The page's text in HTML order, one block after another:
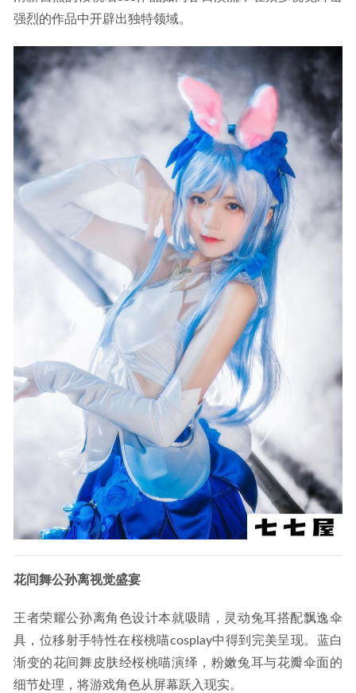
强烈的作品中开辟出独特领域。
花间舞公孙离视觉盛宴
王者荣耀公孙离角色设计本就吸睛，灵动兔耳搭配飘逸伞
具，位移射手特性在桜桃喵cosplay中得到完美呈现。蓝白
渐变的花间舞皮肤经桜桃喵演绎，粉嫩兔耳与花瓣伞面的
细节处理，将游戏角色从屏幕跃入现实。